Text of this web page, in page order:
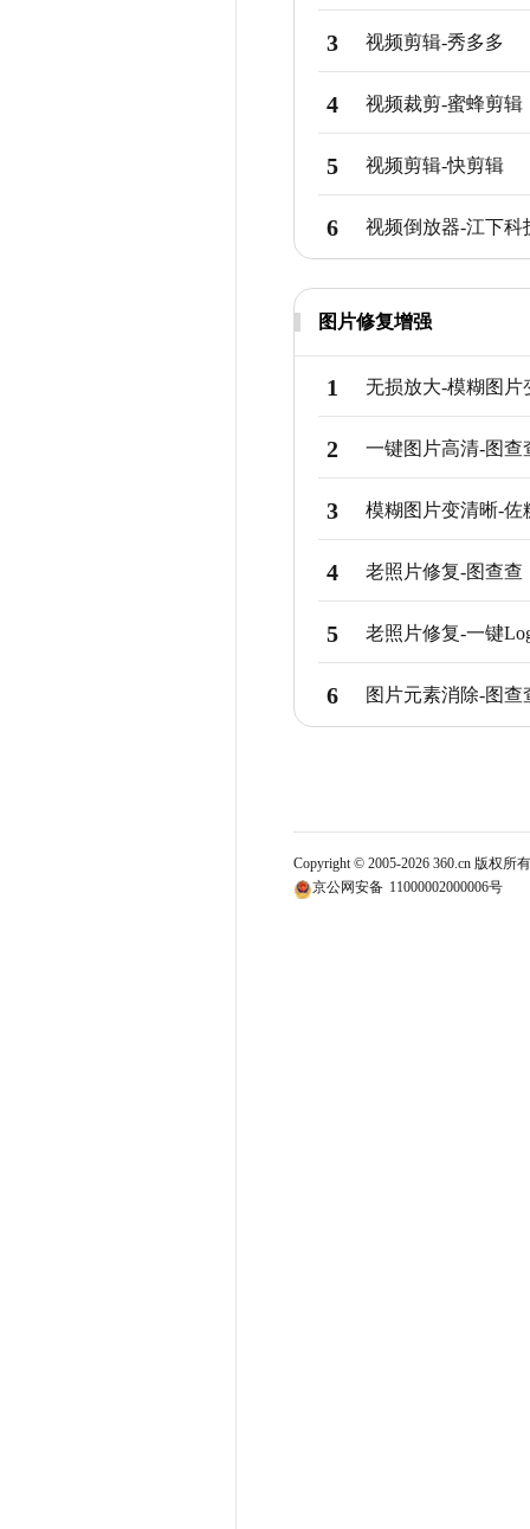
3 视频剪辑-秀多多
4 视频裁剪-蜜蜂剪辑
5 视频剪辑-快剪辑
6 视频倒放器-江下科
图片修复增强
1 无损放大-模糊图片
2 一键图片高清-图查
3 模糊图片变清晰-佐
4 老照片修复-图查查
5 老照片修复-一键
6 图片元素消除-图查
Copyright © 2005-2026 360.cn 版权所
京公网安备 11000002000006号